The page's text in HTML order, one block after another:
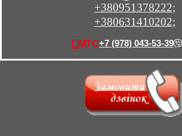
+380951378222;
+380631410202;
МТС+7 (978) 043-53-39